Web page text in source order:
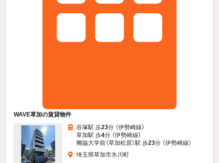
WAVE草加の賃貸物件
谷塚駅 歩23分 （伊勢崎線）
草加駅 歩4分 （伊勢崎線）
獨協大学前（草加松原）駅 歩23分 （伊勢崎線）
埼玉県草加市氷川町